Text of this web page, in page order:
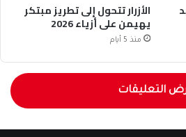
الأزرار تتحول إلى تطريز مبتكر
يهيمن على أزياء 2026
منذ 5 أيام
التعليقات